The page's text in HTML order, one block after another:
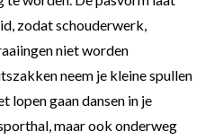
zodat schouderwerk,
niet worden
neem je kleine spullen
lopen gaan dansen in je
maar ook onderweg